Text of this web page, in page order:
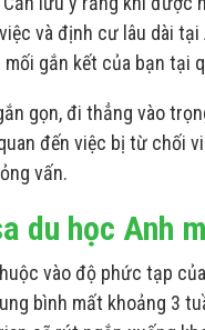
và định cư lâu dài
gắn kết của bạn tại
gọn, đi thẳng vào
đến việc bị từ chối
vấn.
du học Anh
vào độ phức tạp
bình mất khoảng 3